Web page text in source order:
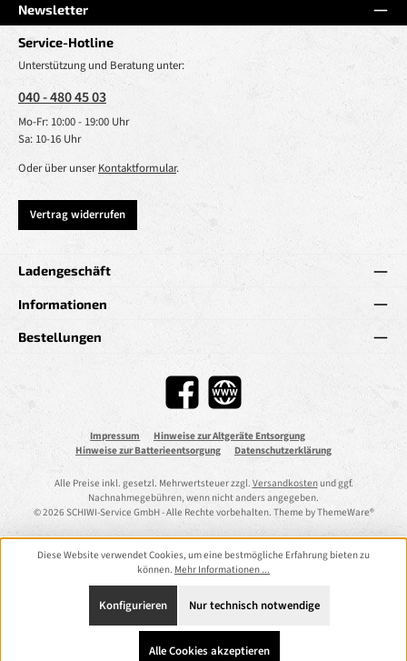
Newsletter
Service-Hotline
Unterstützung und Beratung unter:
040 - 480 45 03
Mo-Fr: 10:00 - 19:00 Uhr
Sa: 10-16 Uhr
Oder über unserKontaktformular.
Vertrag widerrufen
Ladengeschäft
Informationen
Bestellungen
Facebook Website
Impressum
Hinweise zur Altgeräte Entsorgung
Hinweise zur Batterieentsorgung
Datenschutzerklärung
Alle Preise inkl. gesetzl. Mehrwertsteuer zzgl. Versandkostenund ggf.
Nachnahmegebühren, wenn nicht anders angegeben.
© 2026 SCHIWI-Service GmbH - Alle Rechte vorbehalten. Theme byThemeWare®
Diese Website verwendet Cookies, um eine bestmögliche Erfahrung bieten zu
können. Mehr Informationen ...
Nur technisch notwendige
Konfigurieren
Alle Cookies akzeptieren